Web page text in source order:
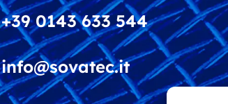
+39 0143 633 544
info@sovatec.it